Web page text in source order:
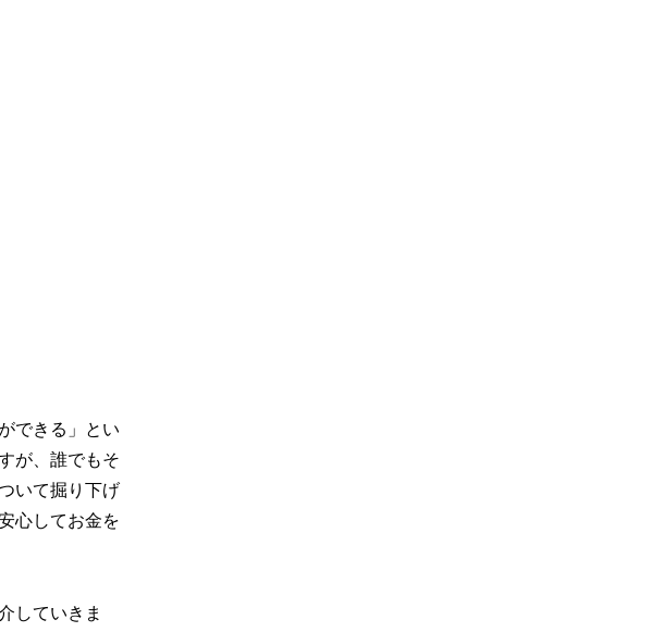
できる」とい
が、誰でもそ
いて掘り下げ
心してお金を
していきま